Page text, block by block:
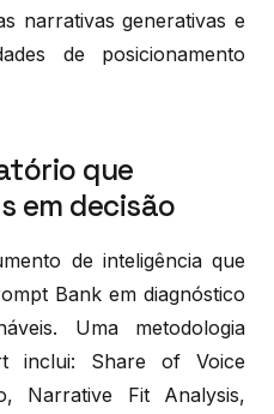
narrativas generativas e
de posicionamento
que
em decisão
de inteligência que
Bank em diagnóstico
Uma metodologia
inclui: Share of Voice
Narrative Fit Analysis,